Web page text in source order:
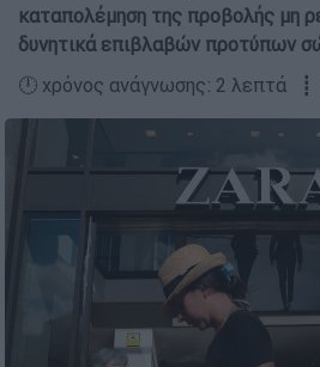
καταπολέμηση της προβολής μη
δυνητικά επιβλαβών προτύπων
🕛 χρόνος ανάγνωσης: 2 λεπτά ┋